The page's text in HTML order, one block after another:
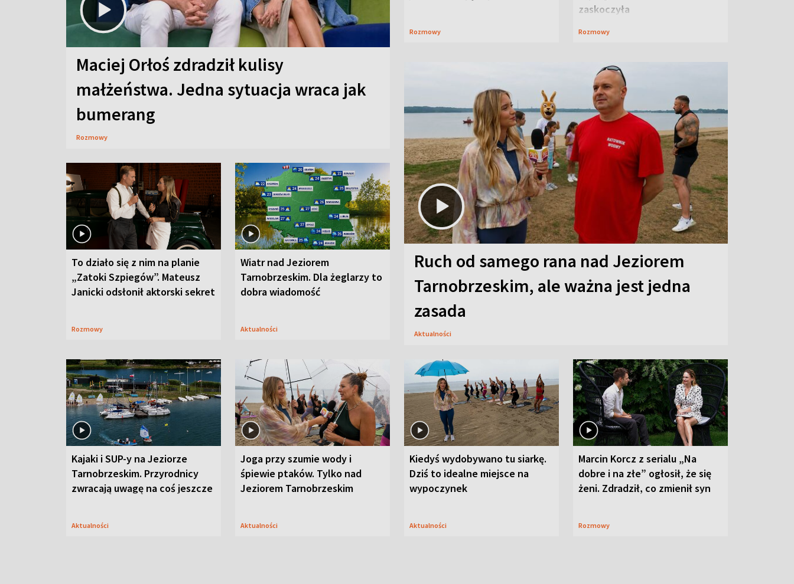
Maciej Orłoś zdradził kulisy
małżeństwa. Jedna sytuacja wraca jak
bumerang
Rozmowy
Rozmowy
zaskoczyła
Rozmowy
To działo się z nim na planie
„Zatoki Szpiegów”. Mateusz
Janicki odsłonił aktorski sekret
Rozmowy
Wiatr nad Jeziorem
Tarnobrzeskim. Dla żeglarzy to
dobra wiadomość
Aktualności
Ruch od samego rana nad Jeziorem
Tarnobrzeskim, ale ważna jest jedna
zasada
Aktualności
Kajaki i SUP-y na Jeziorze
Tarnobrzeskim. Przyrodnicy
zwracają uwagę na coś jeszcze
Aktualności
Joga przy szumie wody i
śpiewie ptaków. Tylko nad
Jeziorem Tarnobrzeskim
Aktualności
Kiedyś wydobywano tu siarkę.
Dziś to idealne miejsce na
wypoczynek
Aktualności
Marcin Korcz z serialu „Na
dobre i na złe” ogłosił, że się
żeni. Zdradził, co zmienił syn
Rozmowy